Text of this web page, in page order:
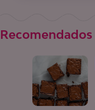
Recomendados